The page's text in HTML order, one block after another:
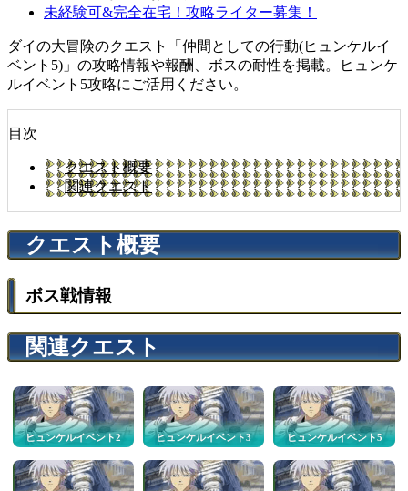
未経験可&完全在宅！攻略ライター募集！
ダイの大冒険のクエスト「仲間としての行動(ヒュンケルイ
ベント5)」の攻略情報や報酬、ボスの耐性を掲載。ヒュンケ
ルイベント5攻略にご活用ください。
目次
クエスト概要
関連クエスト
クエスト概要
ボス戦情報
関連クエスト
ヒュンケルイベント2 ヒュンケルイベント3 ヒュンケルイベント5